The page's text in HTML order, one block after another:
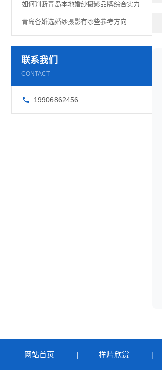
如何判断青岛本地婚纱摄影品牌综合实力
青岛备婚选婚纱摄影有哪些参考方向
联系我们
CONTACT
19906862456
网站首页 | 样片欣赏 |